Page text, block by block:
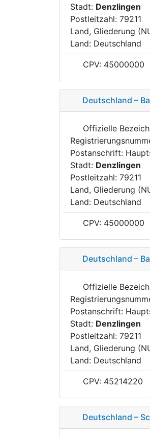
Stadt: Denzlingen
Postleitzahl: 79211
Land, Gliederung
Land: Deutschland
CPV: 45000000
Deutschland –
Offizielle
Postanschrift:
Stadt: Denzlingen
Postleitzahl: 79211
Land, Gliederung
Land: Deutschland
CPV: 45000000
Deutschland –
Offizielle
Postanschrift:
Stadt: Denzlingen
Postleitzahl: 79211
Land, Gliederung
Land: Deutschland
CPV: 45214220
Deutschland –